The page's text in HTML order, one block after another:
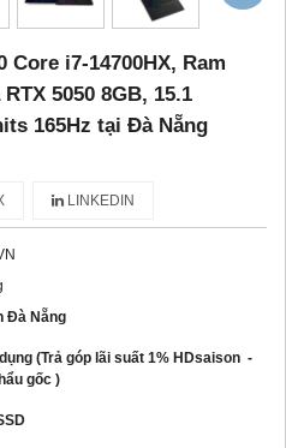
Core i7-14700HX, Ram
5050 8GB, 15.1
165Hz tại Đà Nẵng
LINKEDIN
Đà Nẵng
(Trả góp lãi suất 1% HDsaison -
gốc )